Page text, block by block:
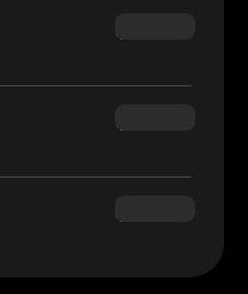
$34.95
$160.00
$180.00